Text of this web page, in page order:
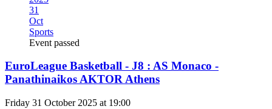
31
Oct
Sports
Event passed
EuroLeague Basketball - J8 : AS Monaco -
Panathinaikos AKTOR Athens
Friday 31 October 2025 at 19:00